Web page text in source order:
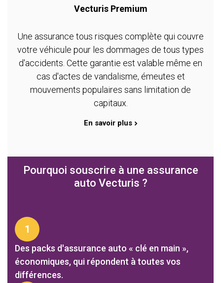
Vecturis Premium
Une assurance tous risques complète qui couvre
votre véhicule pour les dommages de tous types
d'accidents. Cette garantie est valable même en
cas d'actes de vandalisme, émeutes et
mouvements populaires sans limitation de
capitaux.
En savoir plus
Pourquoi souscrire à une assurance
auto Vecturis ?
1
Des packs d'assurance auto « clé en main »,
économiques, qui répondent à toutes vos
différences.